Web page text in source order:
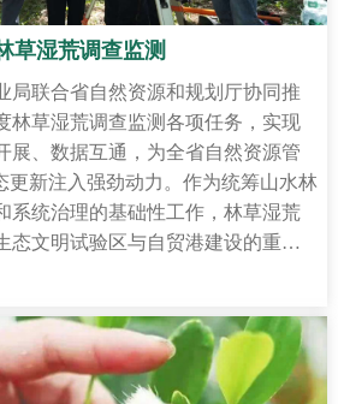
草湿荒调查监测
局联合省自然资源和规划厅协同推
林草湿荒调查监测各项任务，实现
展、数据互通，为全省自然资源管
更新注入强劲动力。作为统筹山水林
系统治理的基础性工作，林草湿荒
态文明试验区与自贸港建设的重…